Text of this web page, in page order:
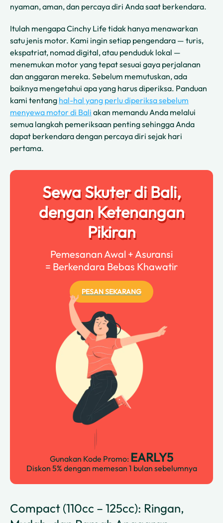
nyaman, aman, dan percaya diri Anda saat berkendara.
Itulah mengapa Cinchy Life tidak hanya menawarkan
satu jenis motor. Kami ingin setiap pengendara — turis,
ekspatriat, nomad digital, atau penduduk lokal —
menemukan motor yang tepat sesuai gaya perjalanan
dan anggaran mereka. Sebelum memutuskan, ada
baiknya mengetahui apa yang harus diperiksa. Panduan
kami tentang hal-hal yang perlu diperiksa sebelum
menyewa motor di Bali akan memandu Anda melalui
semua langkah pemeriksaan penting sehingga Anda
dapat berkendara dengan percaya diri sejak hari
pertama.
Sewa Skuter di Bali,
dengan Ketenangan
Pikiran
Pemesanan Awal + Asuransi
= Berkendara Bebas Khawatir
PESAN SEKARANG
Gunakan Kode Promo: EARLY5
Diskon 5% dengan memesan 1 bulan sebelumnya
Compact (110cc – 125cc): Ringan,